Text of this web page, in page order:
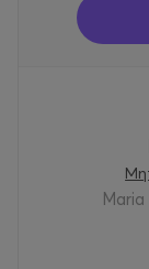
Maria